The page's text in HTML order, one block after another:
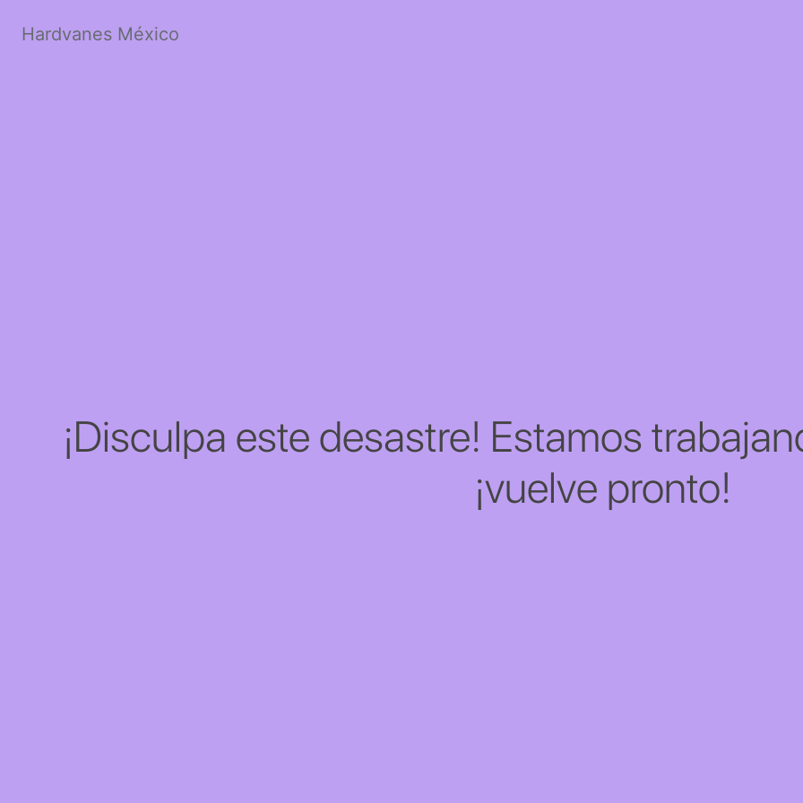
Hardvanes México
¡Disculpa este desastre! Estamos
¡vuelve pronto!